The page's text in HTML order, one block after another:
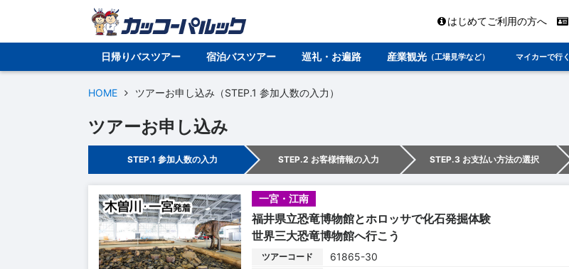
はじめてご利用の方へ
日帰りバスツアー 宿泊バスツアー 巡礼・お遍路 産業観光 （工場見学など） マイカーで行く
HOME ツアーお申し込み（STEP.1 参加人数の入力）
ツアーお申し込み
STEP.1 参加人数の入力 STEP.2 お客様情報の入力 STEP.3 お支払い方法の選択
一宮・江南
福井県立恐竜博物館とホロッサで化石発掘体験
世界三大恐竜博物館へ行こう
ツアーコード 61865-30